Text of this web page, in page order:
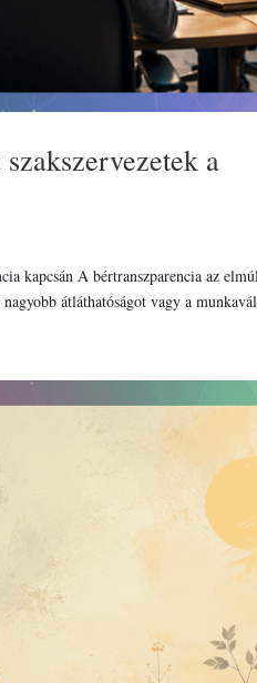
a
kapcsán A bértranszparencia az
átláthatóságot vagy a